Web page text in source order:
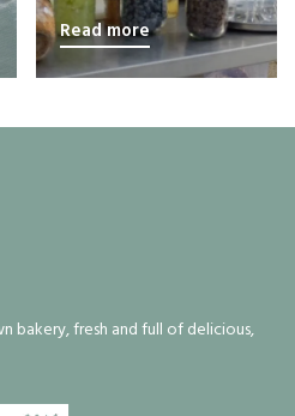
Read more
bakery, fresh and full of delicious,